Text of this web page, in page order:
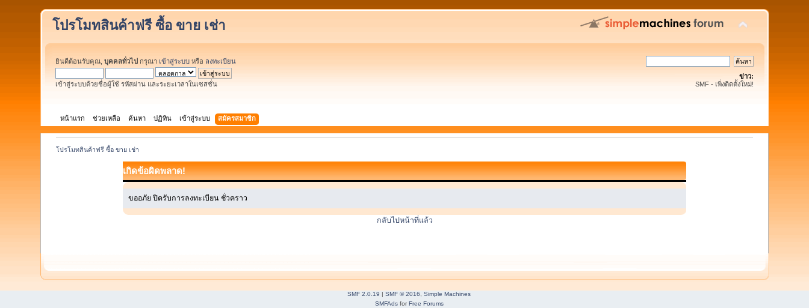
โปรโมทสินค้าฟรี ซื้อ ขาย เช่า
ยินดีต้อนรับคุณ,บุคคลทั่วไป กรุณา เข้าสู่ระบบ หรือ ลงทะเบียน
เข้าสู่ระบบด้วยชื่อผู้ใช้ รหัสผ่าน และระยะเวลาในเซสชั่น
ข่าว:
SMF - เพิ่งติดตั้งใหม่!
หน้าแรก ช่วยเหลือ ค้นหา ปฏิทิน เข้าสู่ระบบ สมัครสมาชิก
โปรโมทสินค้าฟรี ซื้อ ขาย เช่า
เกิดข้อผิดพลาด!
ขออภัย ปิดรับการลงทะเบียน ชั่วคราว
กลับไปหน้าที่แล้ว
SMF 2.0.19 | SMF © 2016, Simple Machines
SMFAdsforFree Forums